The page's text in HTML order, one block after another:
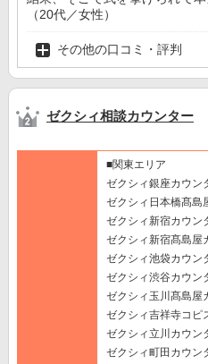
（20代／女性）
その他の口コミ・評判
ゼクシィ相談カウンター
■関東エリア
ゼクシィ銀座カウン
ゼクシィ日本橋髙島
ゼクシィ新宿カウン
ゼクシィ新宿髙島屋
ゼクシィ池袋カウン
ゼクシィ渋谷カウン
ゼクシィ玉川髙島屋
ゼクシィ吉祥寺コピ
ゼクシィ立川カウン
ゼクシィ町田カウン